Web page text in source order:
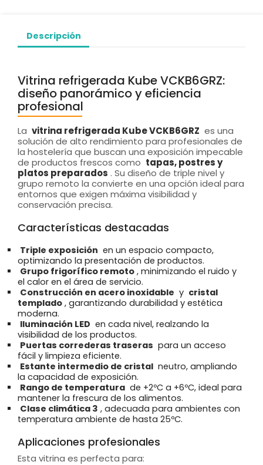
Descripción
Vitrina refrigerada Kube VCKB6GRZ:
diseño panorámico y eficiencia
profesional
La vitrina refrigerada Kube VCKB6GRZ es una
solución de alto rendimiento para profesionales de
la hostelería que buscan una exposición impecable
de productos frescos como tapas, postres y
platos preparados . Su diseño de triple nivel y
grupo remoto la convierte en una opción ideal para
entornos que exigen máxima visibilidad y
conservación precisa.
Características destacadas
Triple exposición en un espacio compacto,
optimizando la presentación de productos.
Grupo frigorífico remoto , minimizando el ruido y
el calor en el área de servicio.
Construcción en acero inoxidable y cristal
templado , garantizando durabilidad y estética
moderna.
Iluminación LED en cada nivel, realzando la
visibilidad de los productos.
Puertas correderas traseras para un acceso
fácil y limpieza eficiente.
Estante intermedio de cristal neutro, ampliando
la capacidad de exposición.
Rango de temperatura de +2ºC a +6ºC, ideal para
mantener la frescura de los alimentos.
Clase climática 3 , adecuada para ambientes con
temperatura ambiente de hasta 25ºC.
Aplicaciones profesionales
Esta vitrina es perfecta para: